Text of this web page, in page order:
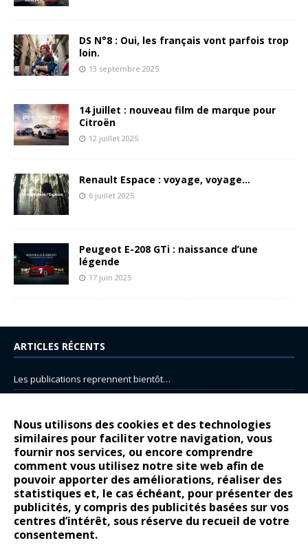
Nous utilisons des cookies et des technologies
similaires pour faciliter votre navigation, vous
fournir nos services, ou encore comprendre
comment vous utilisez notre site web afin de
pouvoir apporter des améliorations, réaliser des
statistiques et, le cas échéant, pour présenter des
publicités, y compris des publicités basées sur vos
centres d’intérêt, sous réserve du recueil de votre
consentement.
DS N°8 : Oui, les français vont parfois trop
loin.
13 septembre 2025
14 juillet : nouveau film de marque pour
Citroën
12 juillet 2025
Renault Espace : voyage, voyage…
6 juillet 2025
Peugeot E-208 GTi : naissance d’une
légende
17 juin 2025
ARTICLES RÉCENTS
Les publications reprennent bientôt…
14 juillet : nouveau film de marque pour Citroën
Renault Espace : voyage, voyage…
Peugeot E-208 GTi : naissance d’une légende
COMMENTAIRES RÉCENTS
Bernard DardartdansDacia Sandero : pour les gens vrais